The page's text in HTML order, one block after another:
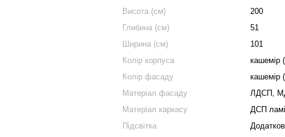
Висота (см)
200
Глибина (см)
51
Ширина (см)
101
Колір корпуса
кашемір
Колір фасаду
кашемір
Матеріал фасаду
ЛДСП,
Матеріал каркасу
ДСП
Підсвітка